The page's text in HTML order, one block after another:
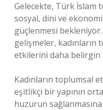
Gelecekte, Türk İslam
sosyal, dini ve
güçlenmesi
gelişmeler, kadınların
etkilerini daha belirgin
Kadınların toplumsal
eşitlikçi bir yapının
huzurun